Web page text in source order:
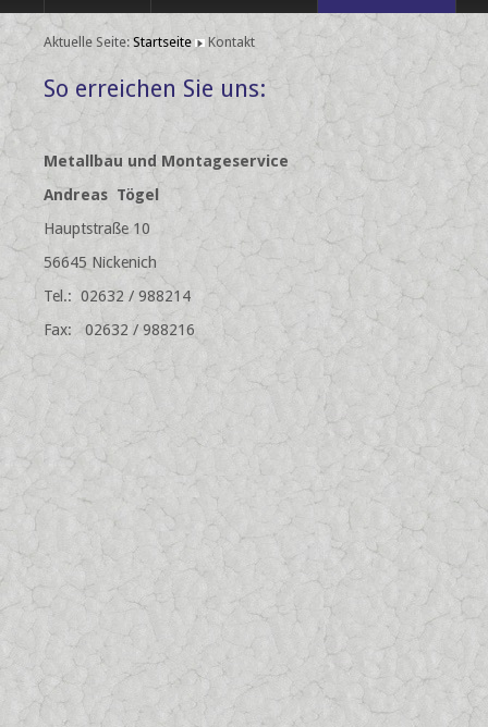
Aktuelle Seite:Startseite Kontakt
So erreichen Sie uns:
Metallbau und Montageservice
Andreas Tögel
Hauptstraße 10
56645 Nickenich
Tel.: 02632 / 988214
Fax: 02632 / 988216